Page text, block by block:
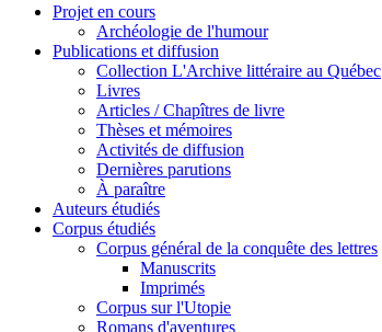
Projet en cours
Archéologie de l'humour
Publications et diffusion
Collection L'Archive littéraire au Québec
Livres
Articles / Chapîtres de livre
Thèses et mémoires
Activités de diffusion
Dernières parutions
À paraître
Auteurs étudiés
Corpus étudiés
Corpus général de la conquête des lettres
Manuscrits
Imprimés
Corpus sur l'Utopie
Romans d'aventures